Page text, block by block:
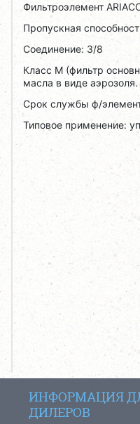
Фильтроэлемент
Пропускная
Соединение: 3/8
Класс M (фильтр
масла в виде
Срок службы ф/
Типовое применение:
ИНФОРМАЦИЯ
ДИЛЕРОВ